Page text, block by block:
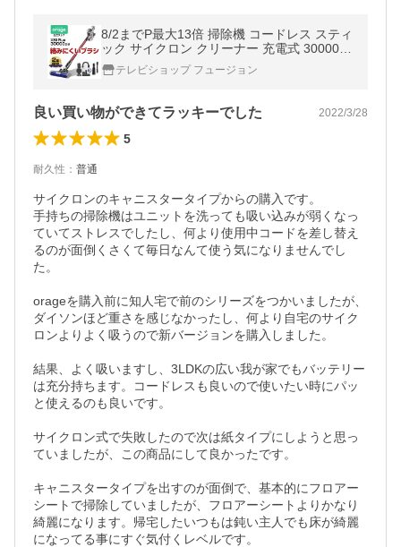
8/2までP最大13倍 掃除機 コードレス スティ
ック サイクロン クリーナー 充電式 30000pa
吸引力の強い掃除機 Orage X80 Plus プレゼ
ントテレビショップ フュージョン
良い買い物ができてラッキーでした 2022/3/28
5
耐久性 ： 普通
サイクロンのキャニスタータイプからの購入です。
手持ちの掃除機はユニットを洗っても吸い込みが弱くなっ
ていてストレスでしたし、何より使用中コードを差し替え
るのが面倒くさくて毎日なんて使う気になりませんでし
た。
orageを購入前に知人宅で前のシリーズをつかいましたが、
ダイソンほど重さを感じなかったし、何より自宅のサイク
ロンよりよく吸うので新バージョンを購入しました。
結果、よく吸いますし、3LDKの広い我が家でもバッテリー
は充分持ちます。コードレスも良いので使いたい時にパッ
と使えるのも良いです。
サイクロン式で失敗したので次は紙タイプにしようと思っ
ていましたが、この商品にして良かったです。
キャニスタータイプを出すのが面倒で、基本的にフロアー
シートで掃除していましたが、フロアーシートよりかなり
綺麗になります。帰宅したいつもは鈍い主人でも床が綺麗
になってる事にすぐ気付くレベルです。